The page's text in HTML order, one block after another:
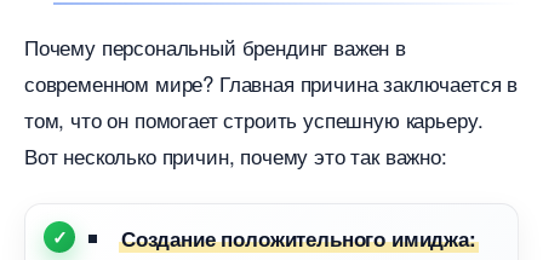
Почему персональный брендинг важен
современном мире? Главная причина заключается
том, что он помогает строить успешную карьеру.
от несколько причин, почему это так важно:
Создание положительного имиджа: